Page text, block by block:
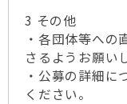
3 その他
・各団体等への
さるようお願い
・公募の詳細に
ください。